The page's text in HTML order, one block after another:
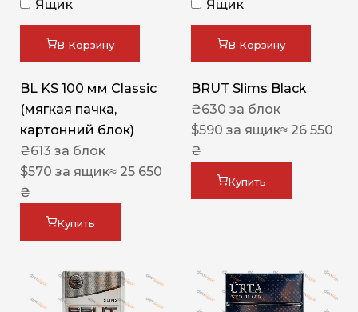
Ящик
В Корзину
BL KS 100 мм Classic
(мягкая пачка,
картонний блок)
₴613 за блок
$570 за ящик≈ 25 650
₴
Купить
Ящик
В Корзину
BRUT Slims Black
₴630 за блок
$590 за ящик≈ 26 550
₴
Купить